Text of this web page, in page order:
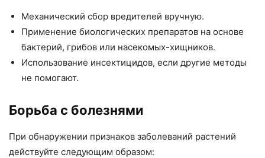
Механический сбор вредителей вручную.
Применение биологических препаратов на основе
бактерий, грибов или насекомых-хищников.
Использование инсектицидов, если другие методы
не помогают.
Борьба с болезнями
При обнаружении признаков заболеваний растений
действуйте следующим образом: